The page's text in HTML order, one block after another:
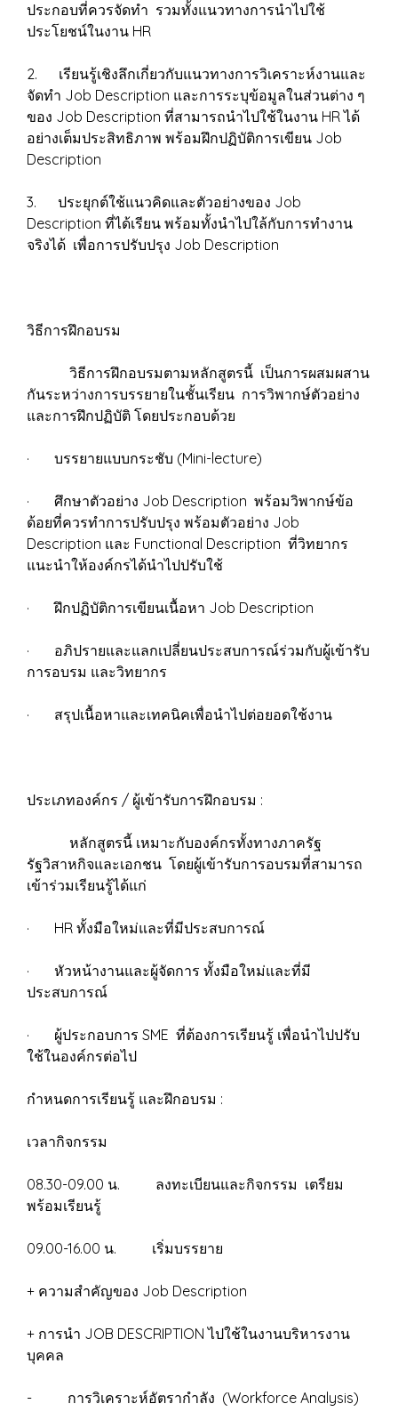
ประกอบที่ควรจัดทำ รวมทั้งแนวทางการนำไปใช้
ประโยชน์ในงาน HR
2. เรียนรู้เชิงลึกเกี่ยวกับแนวทางการวิเคราะห์งานและ
จัดทำ Job Description และการระบุข้อมูลในส่วนต่าง ๆ
ของ Job Description ที่สามารถนำไปใช้ในงาน HR ได้
อย่างเต็มประสิทธิภาพ พร้อมฝึกปฏิบัติการเขียน Job
Description
3. ประยุกต์ใช้แนวคิดและตัวอย่างของ Job
Description ที่ได้เรียน พร้อมทั้งนำไปใล้กับการทำงาน
จริงได้ เพื่อการปรับปรุง Job Description
วิธีการฝึกอบรม
วิธีการฝึกอบรมตามหลักสูตรนี้ เป็นการผสมผสาน
กันระหว่างการบรรยายในชั้นเรียน การวิพากษ์ตัวอย่าง
และการฝึกปฏิบัติ โดยประกอบด้วย
· บรรยายแบบกระชับ (Mini-lecture)
· ศึกษาตัวอย่าง Job Description พร้อมวิพากษ์ข้อ
ด้อยที่ควรทำการปรับปรุง พร้อมตัวอย่าง Job
Description และ Functional Description ที่วิทยากร
แนะนำให้องค์กรได้นำไปปรับใช้
· ฝึกปฏิบัติการเขียนเนื้อหา Job Description
· อภิปรายและแลกเปลี่ยนประสบการณ์ร่วมกับผู้เข้ารับ
การอบรม และวิทยากร
· สรุปเนื้อหาและเทคนิคเพื่อนำไปต่อยอดใช้งาน
ประเภทองค์กร / ผู้เข้ารับการฝึกอบรม :
หลักสูตรนี้ เหมาะกับองค์กรทั้งทางภาครัฐ
รัฐวิสาหกิจและเอกชน โดยผู้เข้ารับการอบรมที่สามารถ
เข้าร่วมเรียนรู้ได้แก่
· HR ทั้งมือใหม่และที่มีประสบการณ์
· หัวหน้างานและผู้จัดการ ทั้งมือใหม่และที่มี
ประสบการณ์
· ผู้ประกอบการ SME ที่ต้องการเรียนรู้ เพื่อนำไปปรับ
ใช้ในองค์กรต่อไป
กำหนดการเรียนรู้ และฝึกอบรม :
เวลากิจกรรม
08.30-09.00 น. ลงทะเบียนและกิจกรรม เตรียม
พร้อมเรียนรู้
09.00-16.00 น. เริ่มบรรยาย
+ ความสำคัญของ Job Description
+ การนำ JOB DESCRIPTION ไปใช้ในงานบริหารงาน
บุคคล
- การวิเคราะห์อัตรากำลัง (Workforce Analysis)